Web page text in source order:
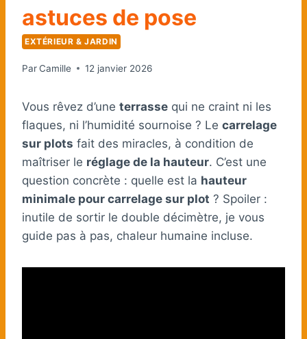
astuces de pose
EXTÉRIEUR & JARDIN
ParCamille 12 janvier 2026
Vous rêvez d’une terrasse qui ne craint ni les
flaques, ni l’humidité sournoise ? Le carrelage
sur plots fait des miracles, à condition de
maîtriser le réglage de la hauteur. C’est une
question concrète : quelle est la hauteur
minimale pour carrelage sur plot ? Spoiler :
inutile de sortir le double décimètre, je vous
guide pas à pas, chaleur humaine incluse.